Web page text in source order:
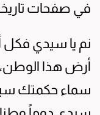
في صفحات
نم يا سيدي
أرض هذا
سماء حكمتك